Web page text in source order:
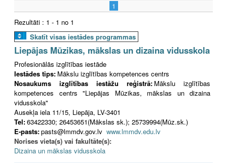
1
Rezultāti : 1 - 1 no 1
Skatīt visas iestādes programmas
Liepājas Mūzikas, mākslas un dizaina vidusskola
Profesionālās izglītības iestāde
Iestādes tips: Mākslu izglītības kompetences centrs
Nosaukums izglītības iestāžu reģistrā: Mākslu izglītības
kompetences centrs "Liepājas Mūzikas, mākslas un dizaina
vidusskola"
Ausekļa iela 11/15, Liepāja, LV-3401
Tel:63422330; 26453651(Mākslas sk.); 25739994(Mūz.sk.)
E-pasts:pasts@lmmdv.gov.lv www.lmmdv.edu.lv
Norises vieta(s) vai fakultāte(s):
Dizaina un mākslas vidusskola